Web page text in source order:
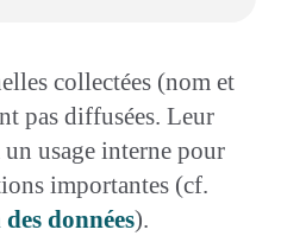
collectées (nom et
pas diffusées. Leur
usage interne pour
importantes (cf.
données).